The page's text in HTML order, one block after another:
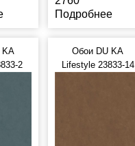
Подробнее
KA
2
Обои DU KA
Lifestyle 23833-14